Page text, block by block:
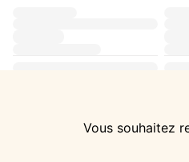
Vous souhaitez